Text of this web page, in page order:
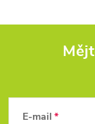
a
E-mail